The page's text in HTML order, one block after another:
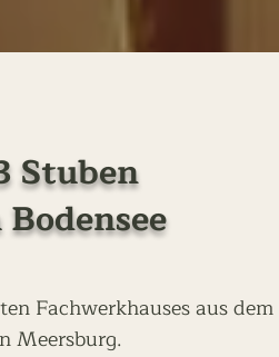
Stuben
Fachwerkhauses aus
Meersburg.